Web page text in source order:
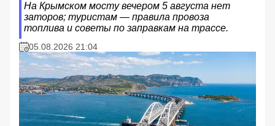
На Крымском мосту вечером 5 августа нет
заторов; туристам — правила провоза
топлива и советы по заправкам на трассе.
05.08.2026 21:04